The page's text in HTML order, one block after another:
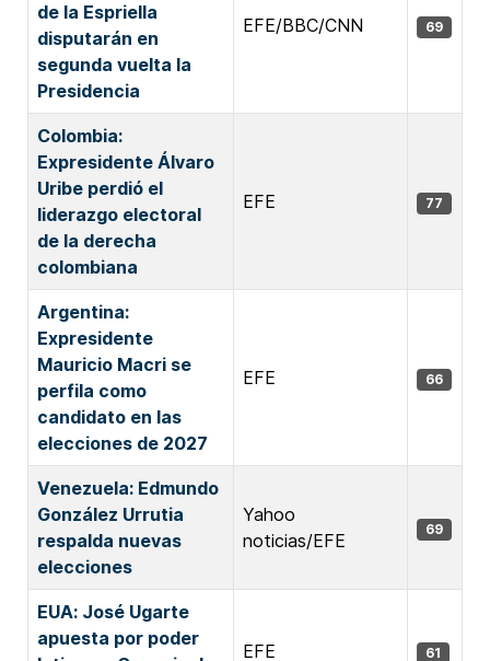
de la Espriella
disputarán en
segunda vuelta la
Presidencia
EFE/BBC/CNN 69
Colombia:
Expresidente Álvaro
Uribe perdió el
liderazgo electoral
de la derecha
colombiana
EFE 77
Argentina:
Expresidente
Mauricio Macri se
perfila como
candidato en las
elecciones de 2027
EFE 66
Venezuela: Edmundo
González Urrutia
respalda nuevas
elecciones
Yahoo
noticias/EFE
69
EUA: José Ugarte
apuesta por poder
EFE 61